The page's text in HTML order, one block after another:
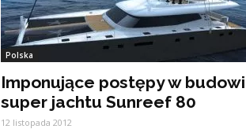
Polska
Imponujące postępy w
super jachtu Sunreef 80
12 listopada 2012